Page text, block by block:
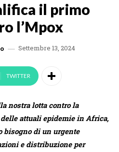
il primo
l’Mpox
Settembre 13, 2024
TWITTER
nostra lotta contro la
attuali epidemie in Africa,
bisogno di un urgente
e distribuzione per